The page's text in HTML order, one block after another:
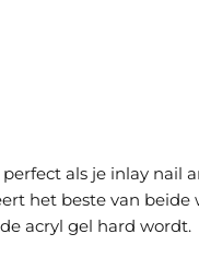
als je inlay
het beste van
acryl gel hard wordt.